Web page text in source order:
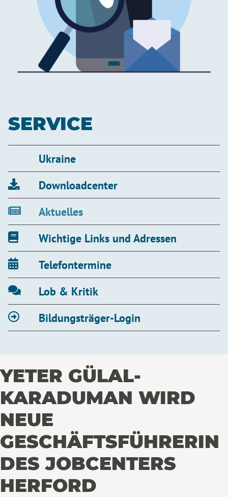
SERVICE
Ukraine
Downloadcenter
Aktuelles
Wichtige Links und Adressen
Telefontermine
Lob & Kritik
Bildungsträger-Login
YETER GÜLAL-
KARADUMAN WIRD
NEUE
GESCHÄFTSFÜHRERIN
DES JOBCENTERS
HERFORD